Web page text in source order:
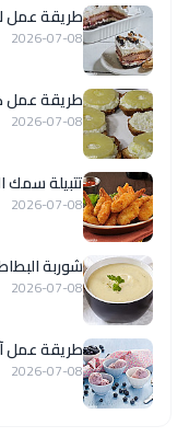
طريقة عمل
2026-07-08
طريقة عمل
2026-07-08
تتبيلة سمك
2026-07-08
شوربة
2026-07-08
طريقة عمل
2026-07-08